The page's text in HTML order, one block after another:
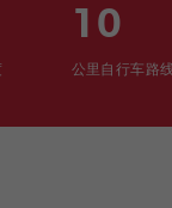
10
公里自行车路